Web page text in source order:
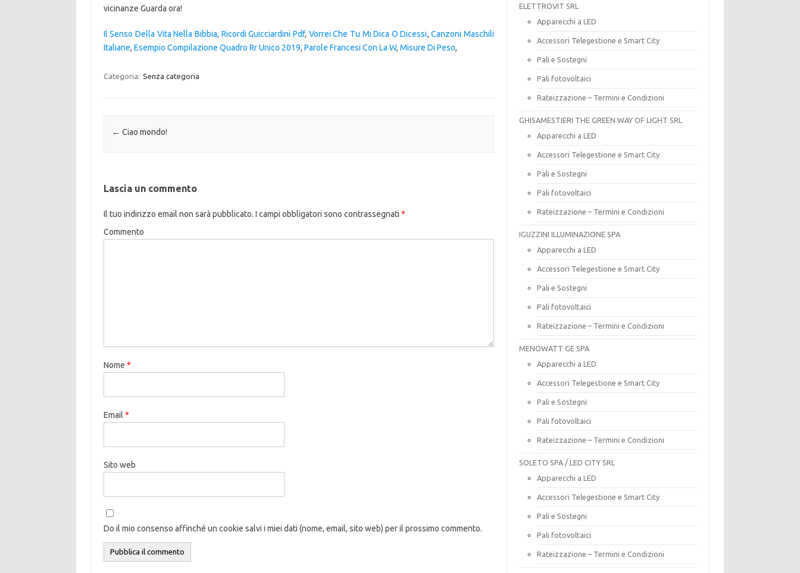
vicinanze Guarda ora!
Il Senso Della Vita Nella Bibbia, Ricordi Guicciardini Pdf, Vorrei Che Tu Mi Dica O Dicessi,Canzoni Maschili
Italiane, Esempio Compilazione Quadro Rr Unico 2019, Parole Francesi Con La W, Misure Di Peso,
Categoria: Senza categoria
Navigazione articolo
← Ciao mondo!
Lascia un commento
Il tuo indirizzo email non sarà pubblicato. I campi obbligatori sono contrassegnati *
Commento
Nome *
Email *
Sito web
Do il mio consenso affinché un cookie salvi i miei dati (nome, email, sito web) per il prossimo commento.
ELETTROVIT SRL
Apparecchi a LED
Accessori Telegestione e Smart City
Pali e Sostegni
Pali fotovoltaici
Rateizzazione – Termini e Condizioni
GHISAMESTIERI THE GREEN WAY OF LIGHT SRL
Apparecchi a LED
Accessori Telegestione e Smart City
Pali e Sostegni
Pali fotovoltaici
Rateizzazione – Termini e Condizioni
IGUZZINI ILLUMINAZIONE SPA
Apparecchi a LED
Accessori Telegestione e Smart City
Pali e Sostegni
Pali fotovoltaici
Rateizzazione – Termini e Condizioni
MENOWATT GE SPA
Apparecchi a LED
Accessori Telegestione e Smart City
Pali e Sostegni
Pali fotovoltaici
Rateizzazione – Termini e Condizioni
SOLETO SPA / LED CITY SRL
Apparecchi a LED
Accessori Telegestione e Smart City
Pali e Sostegni
Pali fotovoltaici
Rateizzazione – Termini e Condizioni